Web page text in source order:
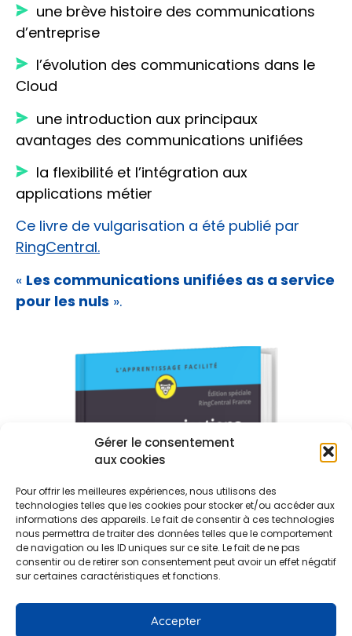
Gérer le consentement
aux cookies
Pour offrir les meilleures expériences, nous utilisons des
technologies telles que les cookies pour stocker et/ou accéder aux
informations des appareils. Le fait de consentir à ces technologies
nous permettra de traiter des données telles que le comportement
de navigation ou les ID uniques sur ce site. Le fait de ne pas
consentir ou de retirer son consentement peut avoir un effet négatif
sur certaines caractéristiques et fonctions.
Accepter
une brève histoire des communications
d’entreprise
l’évolution des communications dans le
Cloud
une introduction aux principaux
avantages des communications unifiées
la flexibilité et l’intégration aux
applications métier
Ce livre de vulgarisation a été publié par
RingCentral.
« Les communications unifiées as a service
pour les nuls ».